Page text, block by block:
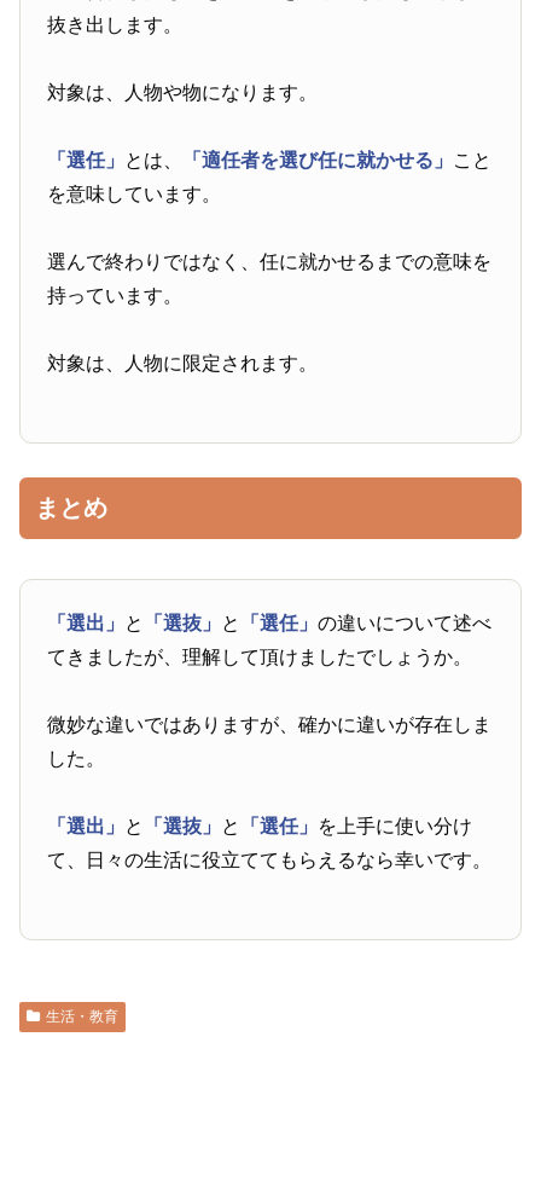
抜き出します。
対象は、人物や物になります。
「選任」 とは、 「適任者を選び任に就かせる」 こと
を意味しています。
選んで終わりではなく、任に就かせるまでの意味を
持っています。
対象は、人物に限定されます。
まとめ
「選出」 と 「選抜」 と 「選任」の違いについて述べ
てきましたが、理解して頂けましたでしょうか。
微妙な違いではありますが、確かに違いが存在しま
した。
「選出」 と 「選抜」 と 「選任」 を上手に使い分け
て、日々の生活に役立ててもらえるなら幸いです。
生活・教育